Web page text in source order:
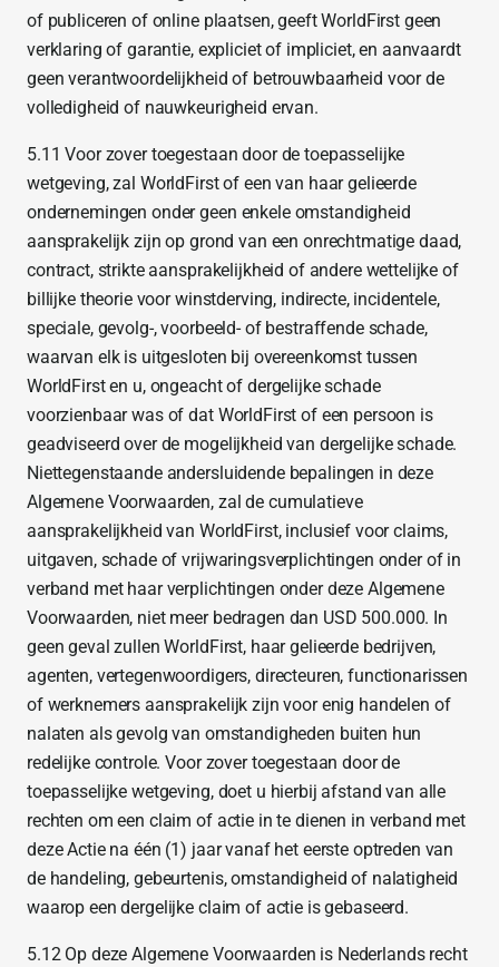
of publiceren of online plaatsen, geeft WorldFirst geen
verklaring of garantie, expliciet of impliciet, en aanvaardt
geen verantwoordelijkheid of betrouwbaarheid voor de
volledigheid of nauwkeurigheid ervan.
5.11 Voor zover toegestaan door de toepasselijke
wetgeving, zal WorldFirst of een van haar gelieerde
ondernemingen onder geen enkele omstandigheid
aansprakelijk zijn op grond van een onrechtmatige daad,
contract, strikte aansprakelijkheid of andere wettelijke of
billijke theorie voor winstderving, indirecte, incidentele,
speciale, gevolg-, voorbeeld- of bestraffende schade,
waarvan elk is uitgesloten bij overeenkomst tussen
WorldFirst en u, ongeacht of dergelijke schade
voorzienbaar was of dat WorldFirst of een persoon is
geadviseerd over de mogelijkheid van dergelijke schade.
Niettegenstaande andersluidende bepalingen in deze
Algemene Voorwaarden, zal de cumulatieve
aansprakelijkheid van WorldFirst, inclusief voor claims,
uitgaven, schade of vrijwaringsverplichtingen onder of in
verband met haar verplichtingen onder deze Algemene
Voorwaarden, niet meer bedragen dan USD 500.000. In
geen geval zullen WorldFirst, haar gelieerde bedrijven,
agenten, vertegenwoordigers, directeuren, functionarissen
of werknemers aansprakelijk zijn voor enig handelen of
nalaten als gevolg van omstandigheden buiten hun
redelijke controle. Voor zover toegestaan door de
toepasselijke wetgeving, doet u hierbij afstand van alle
rechten om een claim of actie in te dienen in verband met
deze Actie na één (1) jaar vanaf het eerste optreden van
de handeling, gebeurtenis, omstandigheid of nalatigheid
waarop een dergelijke claim of actie is gebaseerd.
5.12 Op deze Algemene Voorwaarden is Nederlands recht